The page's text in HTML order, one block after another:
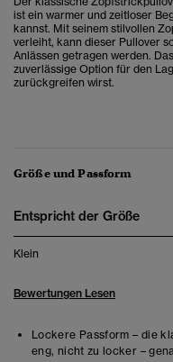
ist ein warmer und zeitloser
kannst. Mit seinem stilvollen
verleiht, kann dieser Pullover
Anlässen getragen werden.
zuverlässige Option für den
zurückgreifen wirst.
Größe und Passform
Entspricht der Größe
Klein
Bewertungen Lesen
Lockere Passform – die
eng, nicht zu locker –